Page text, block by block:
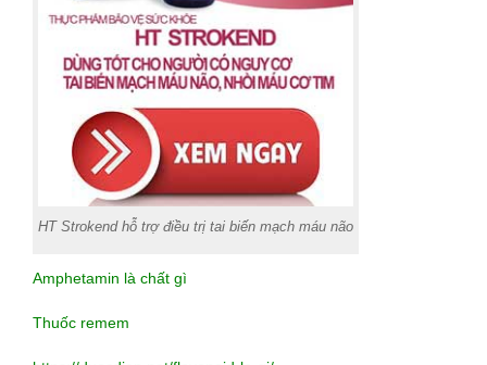
HT Strokend hỗ trợ điều trị tai biến mạch máu não
Amphetamin là chất gì
Thuốc remem